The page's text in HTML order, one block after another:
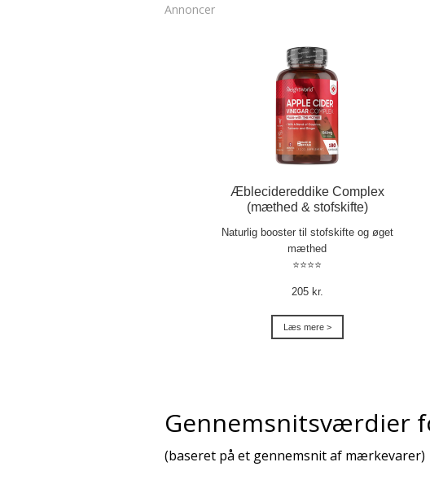
Annoncer
Æblecidereddike Complex
(mæthed & stofskifte)
Naturlig booster til stofskifte og øget
mæthed
⭐⭐⭐⭐
205 kr.
Læs mere >
Gennemsnitsværdier
(baseret på et gennemsnit af mærkevarer)